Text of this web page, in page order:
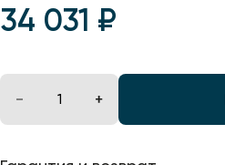
34 031 ₽